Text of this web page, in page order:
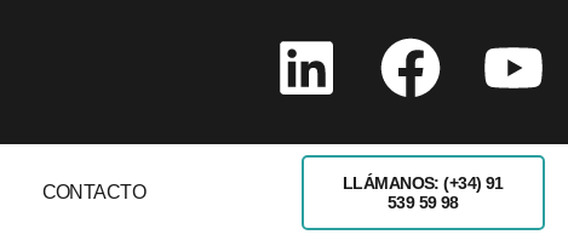
CONTACTO
LLÁMANOS: (+34) 91
539 59 98